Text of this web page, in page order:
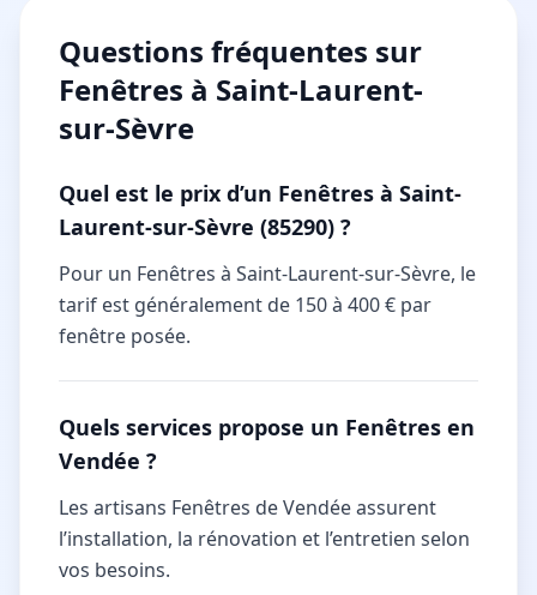
Questions fréquentes sur
Fenêtres à Saint-Laurent-
sur-Sèvre
Quel est le prix d’un Fenêtres à Saint-
Laurent-sur-Sèvre (85290) ?
Pour un Fenêtres à Saint-Laurent-sur-Sèvre, le
tarif est généralement de 150 à 400 € par
fenêtre posée.
Quels services propose un Fenêtres en
Vendée ?
Les artisans Fenêtres de Vendée assurent
l’installation, la rénovation et l’entretien selon
vos besoins.